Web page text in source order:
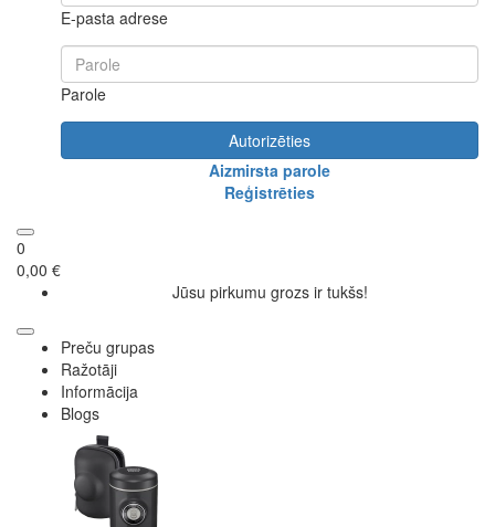
E-pasta adrese
Parole
Autorizēties
Aizmirsta parole
Reģistrēties
0
0,00 €
Jūsu pirkumu grozs ir tukšs!
Preču grupas
Ražotāji
Informācija
Blogs